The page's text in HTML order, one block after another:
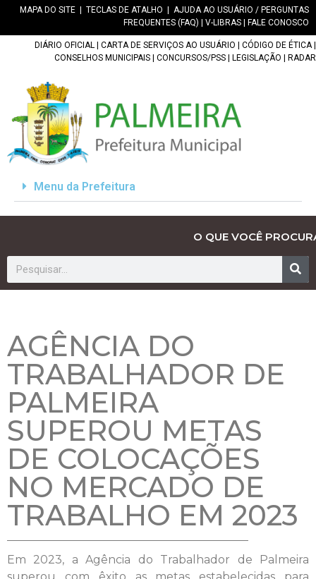
MAPA DO SITE TECLAS DE ATALHO
AJUDA AO USUÁRIO / PERGUNTAS
FREQUENTES (FAQ)
V-LIBRAS FALE CONOSCO
DIÁRIO OFICIAL CARTA DE SERVIÇOS AO USUÁRIO CÓDIGO DE ÉTICA|
CONSELHOS MUNICIPAIS
CONCURSOS/PSS LEGISLAÇÃO RADAR
Menu da Prefeitura
O QUE VOCÊ
AGÊNCIA DO
TRABALHADOR DE
PALMEIRA
SUPEROU METAS
DE COLOCAÇÕES
NO MERCADO DE
TRABALHO EM 2023
Em 2023, a Agência do Trabalhador de Palmeira